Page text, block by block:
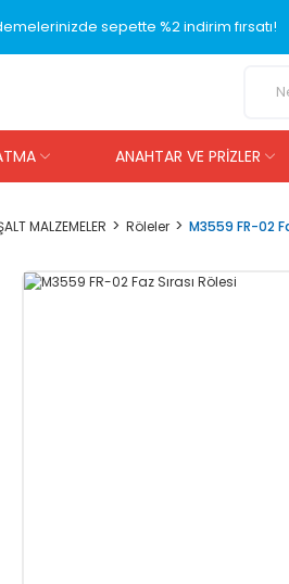
sepette %2 indirim fırsatı!
ANAHTAR VE PRİZLER
MALZEMELER Röleler M3559 FR-02